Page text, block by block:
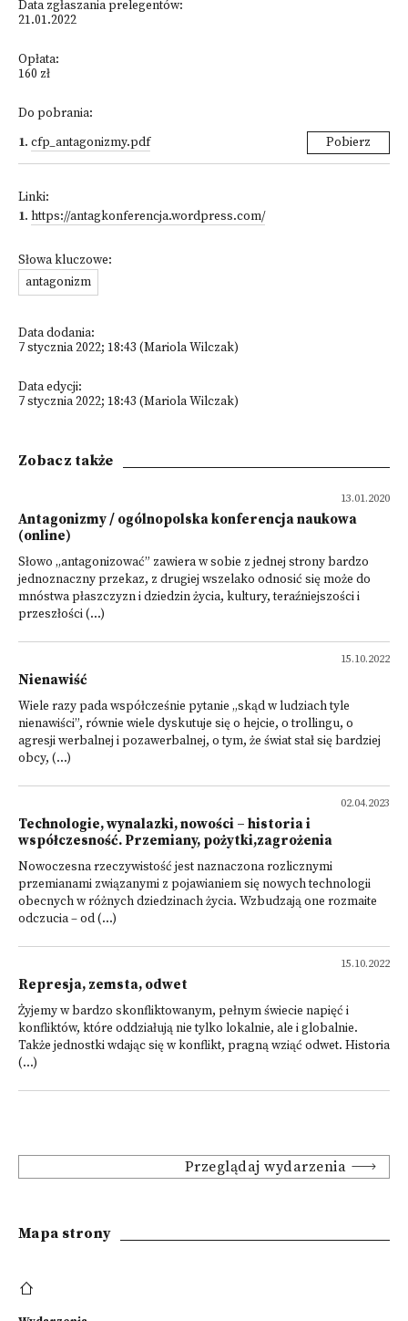
Data zgłaszania prelegentów:
21.01.2022
Opłata:
160 zł
Do pobrania:
1. cfp_antagonizmy.pdf Pobierz
Linki:
1. https://antagkonferencja.wordpress.com/
Słowa kluczowe:
antagonizm
Data dodania:
7 stycznia 2022; 18:43 (Mariola Wilczak)
Data edycji:
7 stycznia 2022; 18:43 (Mariola Wilczak)
Zobacz także
13.01.2020
Antagonizmy / ogólnopolska konferencja naukowa
(online)
Słowo „antagonizować” zawiera w sobie z jednej strony bardzo
jednoznaczny przekaz, z drugiej wszelako odnosić się może do
mnóstwa płaszczyzn i dziedzin życia, kultury, teraźniejszości i
przeszłości (...)
15.10.2022
Nienawiść
Wiele razy pada współcześnie pytanie „skąd w ludziach tyle
nienawiści”, równie wiele dyskutuje się o hejcie, o trollingu, o
agresji werbalnej i pozawerbalnej, o tym, że świat stał się bardziej
obcy, (...)
02.04.2023
Technologie, wynalazki, nowości – historia i
współczesność. Przemiany, pożytki,zagrożenia
Nowoczesna rzeczywistość jest naznaczona rozlicznymi
przemianami związanymi z pojawianiem się nowych technologii
obecnych w różnych dziedzinach życia. Wzbudzają one rozmaite
odczucia – od (...)
15.10.2022
Represja, zemsta, odwet
Żyjemy w bardzo skonfliktowanym, pełnym świecie napięć i
konfliktów, które oddziałują nie tylko lokalnie, ale i globalnie.
Także jednostki wdając się w konflikt, pragną wziąć odwet. Historia
(...)
Przeglądaj wydarzenia
Mapa strony